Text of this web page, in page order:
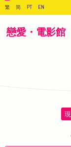
繁 简 PT EN
戀愛・電影館